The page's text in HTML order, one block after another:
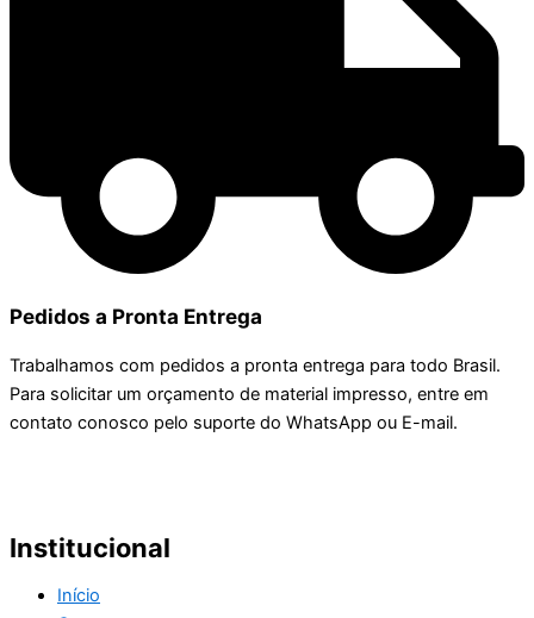
Pedidos a Pronta Entrega
Trabalhamos com pedidos a pronta entrega para todo Brasil.
Para solicitar um orçamento de material impresso, entre em
contato conosco pelo suporte do WhatsApp ou E-mail.
Institucional
Início